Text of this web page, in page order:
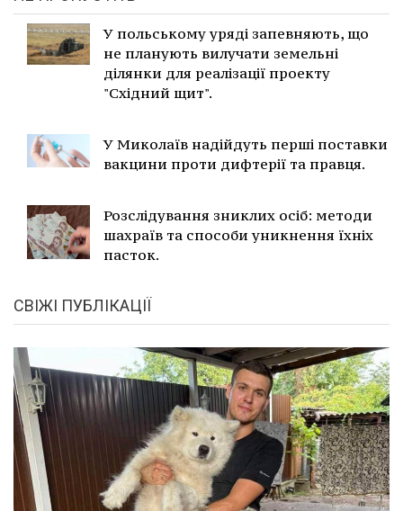
У польському уряді запевняють, що
не планують вилучати земельні
ділянки для реалізації проекту
"Східний щит".
У Миколаїв надійдуть перші поставки
вакцини проти дифтерії та правця.
Розслідування зниклих осіб: методи
шахраїв та способи уникнення їхніх
пасток.
СВІЖІ ПУБЛІКАЦІЇ